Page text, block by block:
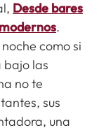
Desde bares
.
como si
bajo las
no te
sus
una